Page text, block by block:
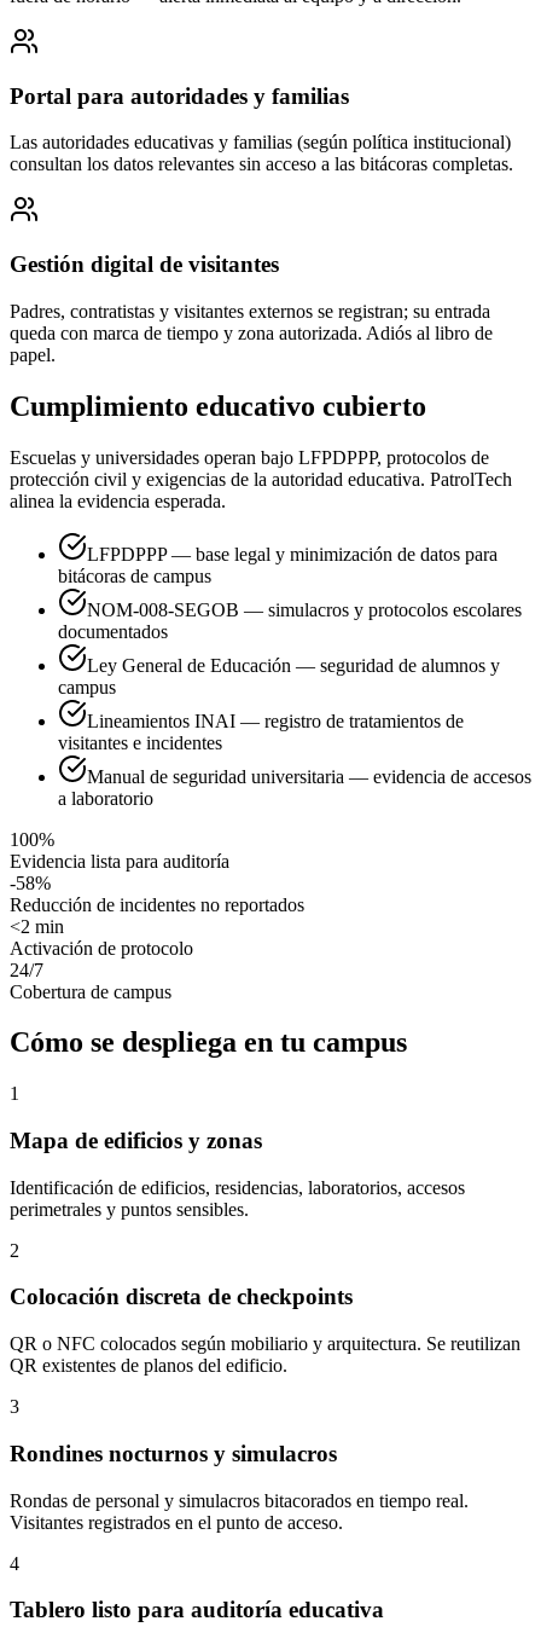
Portal para autoridades y familias
Las autoridades educativas y familias (según política institucional)
consultan los datos relevantes sin acceso a las bitácoras completas.
Gestión digital de visitantes
Padres, contratistas y visitantes externos se registran; su entrada
queda con marca de tiempo y zona autorizada. Adiós al libro de
papel.
Cumplimiento educativo cubierto
Escuelas y universidades operan bajo LFPDPPP, protocolos de
protección civil y exigencias de la autoridad educativa. PatrolTech
alinea la evidencia esperada.
LFPDPPP — base legal y minimización de datos para
bitácoras de campus
NOM-008-SEGOB — simulacros y protocolos escolares
documentados
Ley General de Educación — seguridad de alumnos y
campus
Lineamientos INAI — registro de tratamientos de
visitantes e incidentes
Manual de seguridad universitaria — evidencia de accesos
a laboratorio
100%
Evidencia lista para auditoría
-58%
Reducción de incidentes no reportados
<2 min
Activación de protocolo
24/7
Cobertura de campus
Cómo se despliega en tu campus
1
Mapa de edificios y zonas
Identificación de edificios, residencias, laboratorios, accesos
perimetrales y puntos sensibles.
2
Colocación discreta de checkpoints
QR o NFC colocados según mobiliario y arquitectura. Se reutilizan
QR existentes de planos del edificio.
3
Rondines nocturnos y simulacros
Rondas de personal y simulacros bitacorados en tiempo real.
Visitantes registrados en el punto de acceso.
4
Tablero listo para auditoría educativa